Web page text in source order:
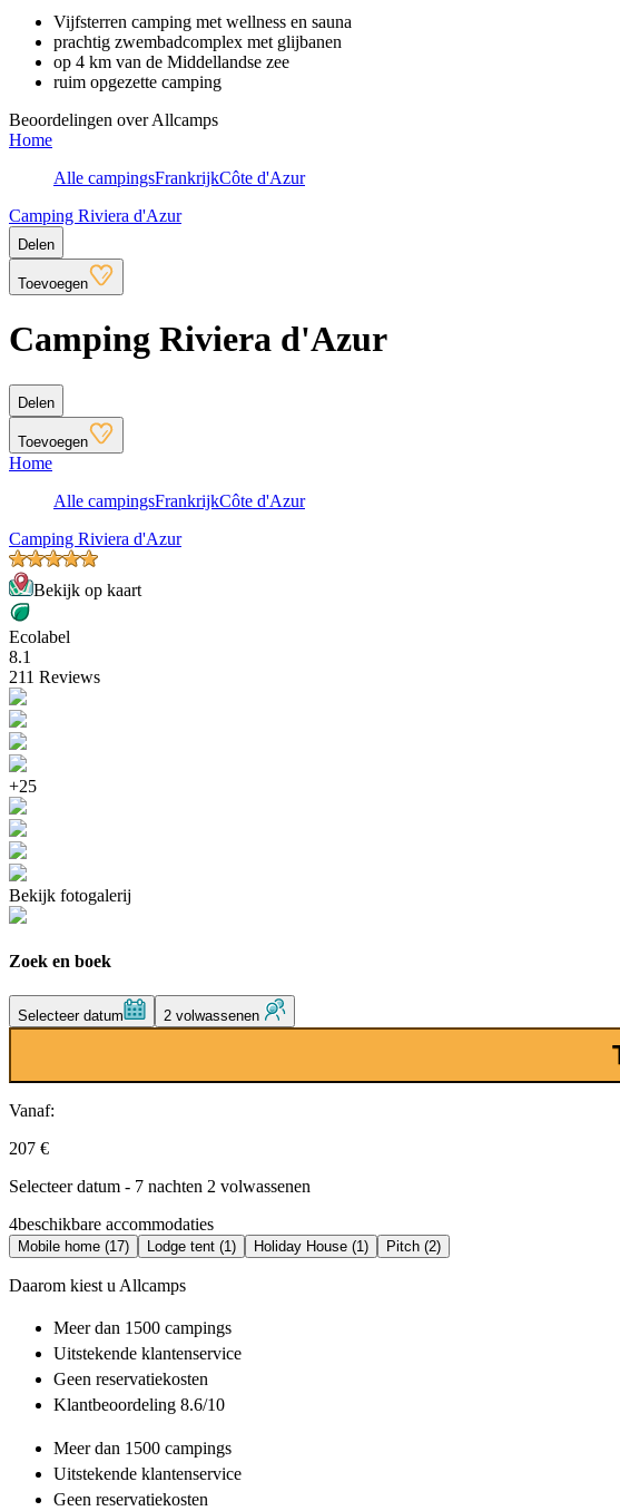
Vijfsterren camping met wellness en sauna
prachtig zwembadcomplex met glijbanen
op 4 km van de Middellandse zee
ruim opgezette camping
Beoordelingen over Allcamps
Home
Alle campingsFrankrijkCôte d'Azur
Camping Riviera d'Azur
Delen
Toevoegen
Camping Riviera d'Azur
Delen
Toevoegen
Home
Alle campingsFrankrijkCôte d'Azur
Camping Riviera d'Azur
Bekijk op kaart
Ecolabel
8.1
211 Reviews
+25
Bekijk fotogalerij
Zoek en boek
Selecteer datum 2 volwassenen
Vanaf:
207 €
Selecteer datum - 7 nachten 2 volwassenen
4beschikbare accommodaties
Mobile home (17) Lodge tent (1) Holiday House (1) Pitch (2)
Daarom kiest u Allcamps
Meer dan 1500 campings
Uitstekende klantenservice
Geen reservatiekosten
Klantbeoordeling 8.6/10
Meer dan 1500 campings
Uitstekende klantenservice
Geen reservatiekosten